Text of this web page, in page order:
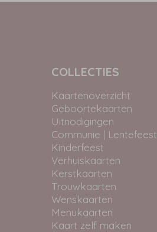
COLLECTIES
Kaartenoverzicht
Geboortekaarten
Uitnodigingen
Communie | Lentefeest
Kinderfeest
Verhuiskaarten
Kerstkaarten
Trouwkaarten
Wenskaarten
Menukaarten
Kaart zelf maken